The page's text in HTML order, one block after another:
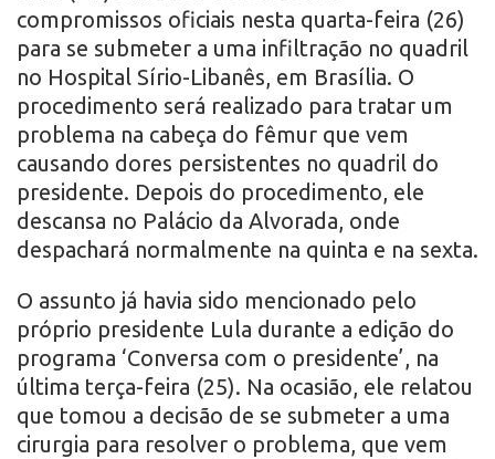
compromissos oficiais nesta quarta-feira (26)
para se submeter a uma infiltração no quadril
no Hospital Sírio-Libanês, em Brasília. O
procedimento será realizado para tratar um
problema na cabeça do fêmur que vem
causando dores persistentes no quadril do
presidente. Depois do procedimento, ele
descansa no Palácio da Alvorada, onde
despachará normalmente na quinta e na sexta.
O assunto já havia sido mencionado pelo
próprio presidente Lula durante a edição do
programa ‘Conversa com o presidente’, na
última terça-feira (25). Na ocasião, ele relatou
que tomou a decisão de se submeter a uma
cirurgia para resolver o problema, que vem